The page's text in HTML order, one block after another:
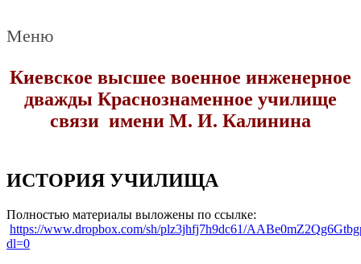
Меню
Киевское высшее военное инженерное
дважды Краснознаменное училище
связи имени М. И. Калинина
ИСТОРИЯ УЧИЛИЩА
Полностью материалы выложены по ссылке:
https://www.dropbox.com/sh/plz3jhfj7h9dc61/
dl=0